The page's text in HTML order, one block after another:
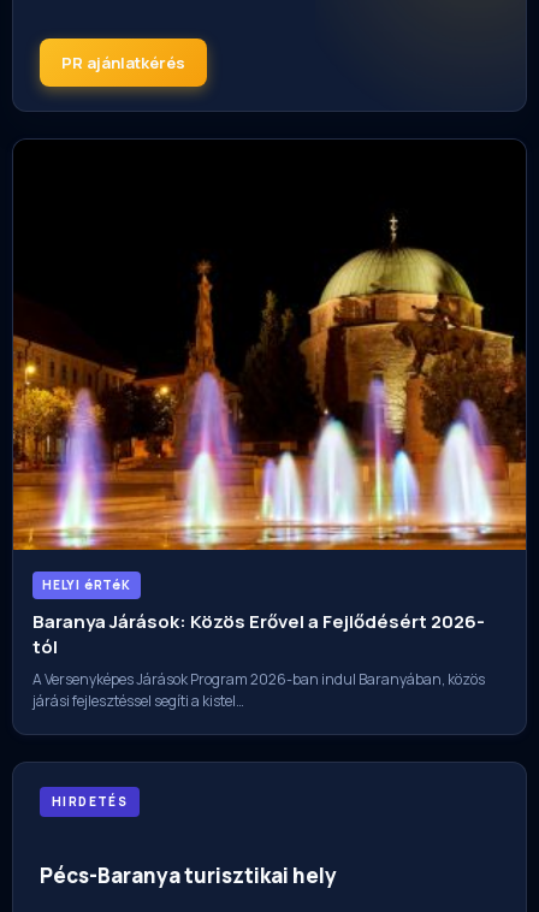
PR ajánlatkérés
HELYI éRTéK
Baranya Járások: Közös Erővel a Fejlődésért 2026-
tól
A Versenyképes Járások Program 2026-ban indul Baranyában, közös
járási fejlesztéssel segíti a kistel…
HIRDETÉS
Pécs-Baranya turisztikai hely